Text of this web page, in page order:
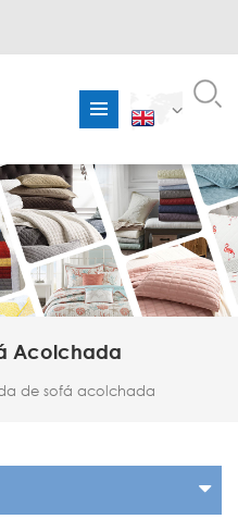
Acolchada
de sofá acolchada